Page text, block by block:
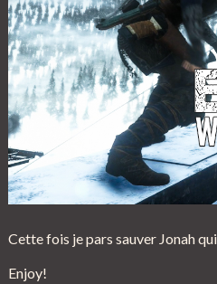
Cette fois je pars sauver Jonah
Enjoy!